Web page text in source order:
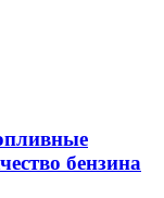
бензина